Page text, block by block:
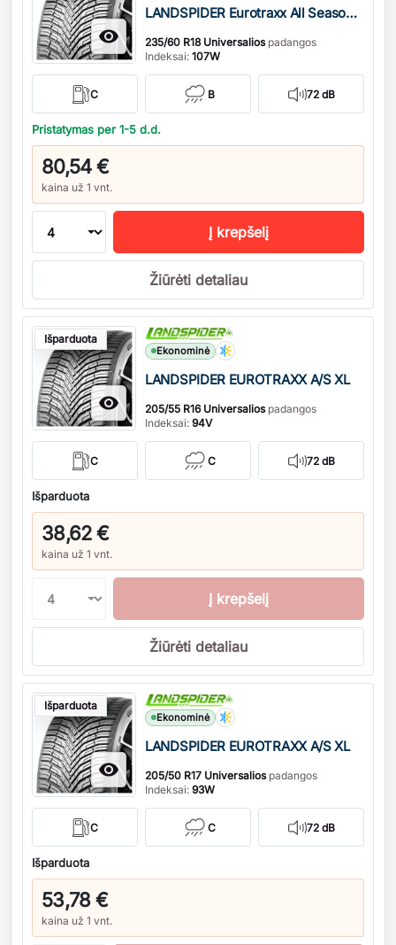

LANDSPIDER Eurotraxx All Season M+S
235/60 R18 Universaliospadangos
Indeksai: 107W
C B 72 dB
Pristatymas per 1-5 d.d.
80,54 €
kaina už 1 vnt.
Į krepšelį
Žiūrėti detaliau
Išparduota

Ekonominė
LANDSPIDER EUROTRAXX A/S XL
205/55 R16 Universaliospadangos
Indeksai: 94V
C C 72 dB
Išparduota
38,62 €
kaina už 1 vnt.
Kiekis
Į krepšelį
Žiūrėti detaliau
Išparduota

Ekonominė
LANDSPIDER EUROTRAXX A/S XL
205/50 R17 Universaliospadangos
Indeksai: 93W
C C 72 dB
Išparduota
53,78 €
kaina už 1 vnt.
Kiekis